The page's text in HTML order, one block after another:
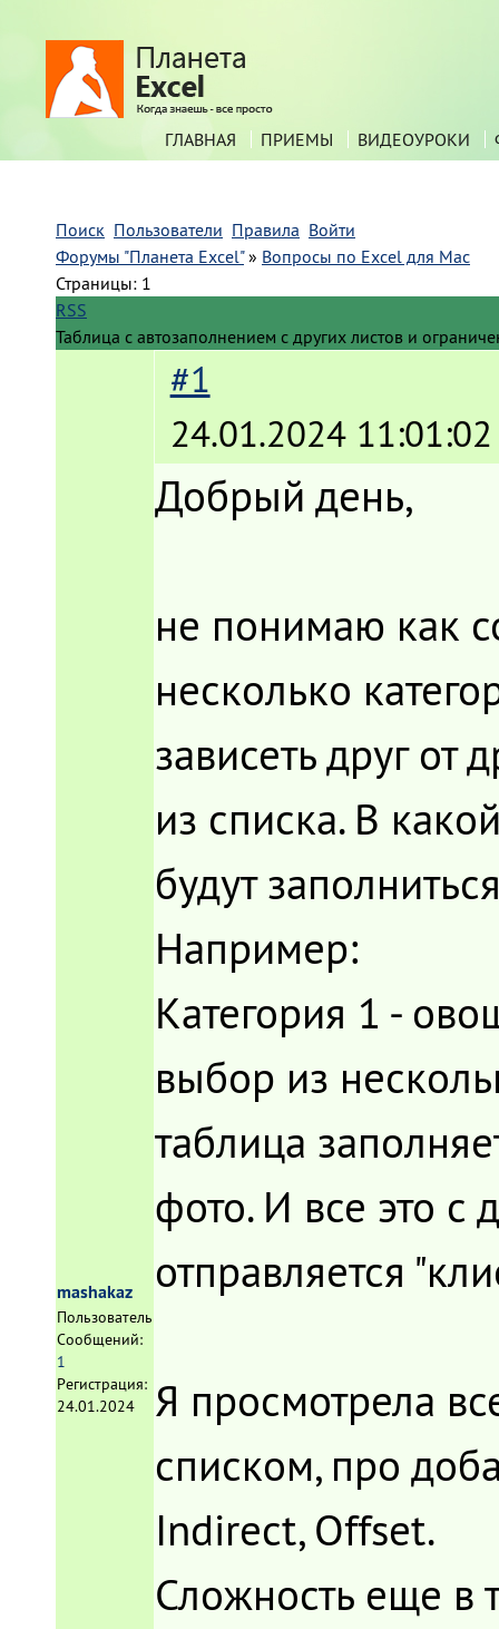
ГЛАВНАЯ ПРИЕМЫ ВИДЕОУРОКИ
Поиск Пользователи Правила Войти
Форумы "Планета Excel" » Вопросы по Excel для Mac
Страницы: 1
RSS
Таблица с автозаполнением с других листов и
mashakaz
Пользователь
Сообщений:
1
Регистрация:
24.01.2024
#1
24.01.2024 11:01:02
Добрый день,
не понимаю как
несколько
зависеть друг
из списка. В
будут
Например:
Категория 1 -
выбор из
таблица
фото. И все это с
отправляется
Я просмотрела
списком, про
Indirect, Offset.
Сложность еще в